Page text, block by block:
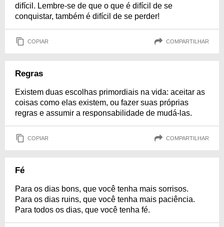
difícil. Lembre-se de que o que é difícil de se
conquistar, também é difícil de se perder!
COPIAR COMPARTILHAR
Regras
Existem duas escolhas primordiais na vida: aceitar as
coisas como elas existem, ou fazer suas próprias
regras e assumir a responsabilidade de mudá-las.
COPIAR COMPARTILHAR
Fé
Para os dias bons, que você tenha mais sorrisos.
Para os dias ruins, que você tenha mais paciência.
Para todos os dias, que você tenha fé.